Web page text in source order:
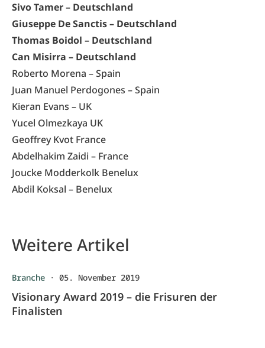
Sivo Tamer – Deutschland
Giuseppe De Sanctis – Deutschland
Thomas Boidol – Deutschland
Can Misirra – Deutschland
Roberto Morena – Spain
Juan Manuel Perdogones – Spain
Kieran Evans – UK
Yucel Olmezkaya UK
Geoffrey Kvot France
Abdelhakim Zaidi – France
Joucke Modderkolk Benelux
Abdil Koksal – Benelux
Weitere Artikel
Branche · 05. November 2019
Visionary Award 2019 – die Frisuren der
Finalisten